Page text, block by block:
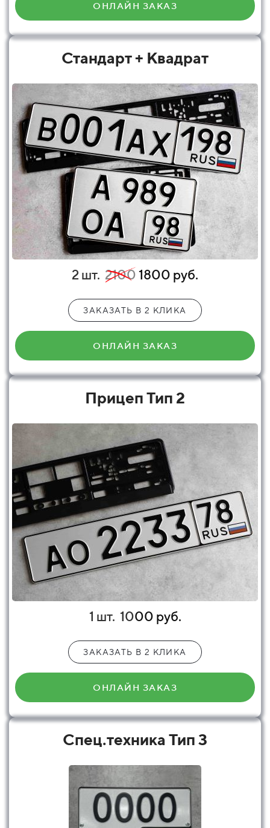
ОНЛАЙН ЗАКАЗ
Стандарт + Квадрат
2 шт. 21001800 руб.
ЗАКАЗАТЬ В 2 КЛИКА
ОНЛАЙН ЗАКАЗ
Прицеп Тип 2
1 шт. 1000 руб.
ЗАКАЗАТЬ В 2 КЛИКА
ОНЛАЙН ЗАКАЗ
Спец.техника Тип 3